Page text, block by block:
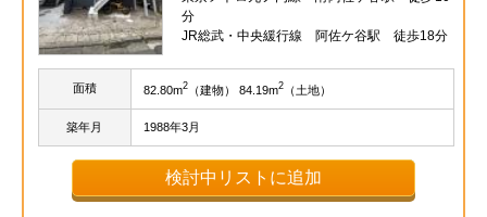
分
JR総武・中央緩行線 阿佐ケ谷駅 徒歩18分
面積 82.80m2（建物） 84.19m2（土地）
築年月 1988年3月
検討中リストに追加